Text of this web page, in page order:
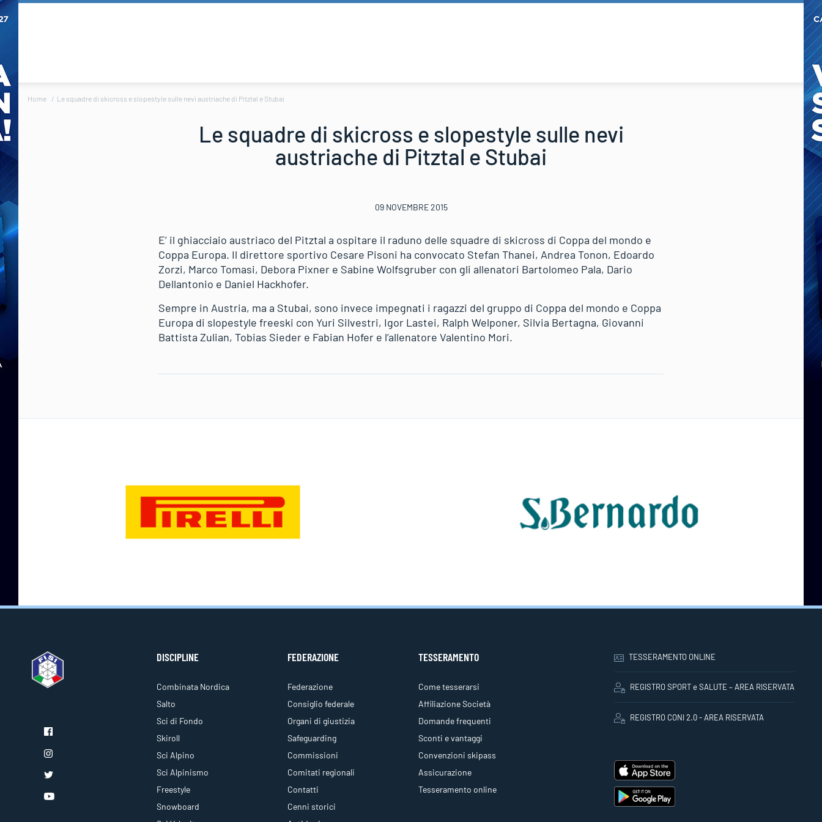
Home Le squadre di skicross e slopestyle sulle nevi austriache di Pitztal e Stubai
Le squadre di skicross e slopestyle sulle nevi
austriache di Pitztal e Stubai
09 NOVEMBRE 2015
E’ il ghiacciaio austriaco del Pitztal a ospitare il raduno delle squadre di skicross di Coppa del mondo e
Coppa Europa. Il direttore sportivo Cesare Pisoni ha convocato Stefan Thanei, Andrea Tonon, Edoardo
Zorzi, Marco Tomasi, Debora Pixner e Sabine Wolfsgruber con gli allenatori Bartolomeo Pala, Dario
Dellantonio e Daniel Hackhofer.
Sempre in Austria, ma a Stubai, sono invece impegnati i ragazzi del gruppo di Coppa del mondo e Coppa
Europa di slopestyle freeski con Yuri Silvestri, Igor Lastei, Ralph Welponer, Silvia Bertagna, Giovanni
Battista Zulian, Tobias Sieder e Fabian Hofer e l’allenatore Valentino Mori.
DISCIPLINE
Combinata Nordica
Salto
Sci di Fondo
Skiroll
Sci Alpino
Sci Alpinismo
Freestyle
Snowboard
FEDERAZIONE
Federazione
Consiglio federale
Organi di giustizia
Safeguarding
Commissioni
Comitati regionali
Contatti
Cenni storici
TESSERAMENTO
Come tesserarsi
Affiliazione Società
Domande frequenti
Sconti e vantaggi
Convenzioni skipass
Assicurazione
Tesseramento online
TESSERAMENTO ONLINE
REGISTRO SPORT e SALUTE – AREA RISERVATA
REGISTRO CONI 2.0 - AREA RISERVATA